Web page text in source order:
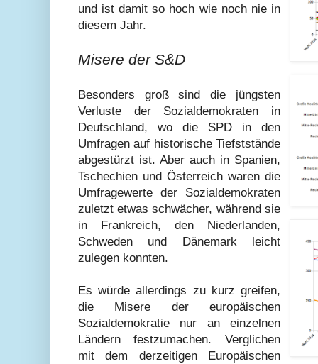
und ist damit so hoch wie noch nie in
diesem Jahr.
Misere der S&D
Besonders groß sind die jüngsten
Verluste der Sozialdemokraten in
Deutschland, wo die SPD in den
Umfragen auf historische Tiefststände
abgestürzt ist. Aber auch in Spanien,
Tschechien und Österreich waren die
Umfragewerte der Sozialdemokraten
zuletzt etwas schwächer, während sie
in Frankreich, den Niederlanden,
Schweden und Dänemark leicht
zulegen konnten.
Es würde allerdings zu kurz greifen,
die Misere der europäischen
Sozialdemokratie nur an einzelnen
Ländern festzumachen. Verglichen
mit dem derzeitigen Europäischen